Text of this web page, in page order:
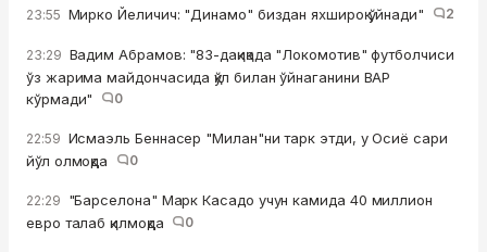
23:55 Мирко Йеличич: "Динамо" биздан яхшироқ ўйнади" 2
23:29 Вадим Абрамов: "83-дақиқада "Локомотив" футболчиси
ўз жарима майдончасида қўл билан ўйнаганини ВАР
кўрмади"
0
22:59 Исмаэль Беннасер "Милан"ни тарк этди, у Осиё сари
йўл олмоқда
0
22:29 "Барселона" Марк Касадо учун камида 40 миллион
евро талаб қилмоқда
0